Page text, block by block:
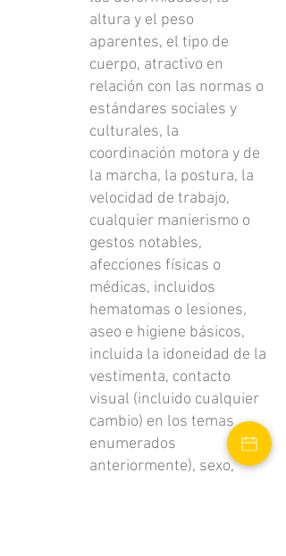
altura y el peso
aparentes, el tipo de
cuerpo, atractivo en
relación con las normas o
estándares sociales y
culturales, la
coordinación motora y de
la marcha, la postura, la
velocidad de trabajo,
cualquier manierismo o
gestos notables,
afecciones físicas o
médicas, incluidos
hematomas o lesiones,
aseo e higiene básicos,
incluida la idoneidad de la
vestimenta, contacto
visual (incluido cualquier
cambio) en los temas
enumerados
anteriormente), sexo,